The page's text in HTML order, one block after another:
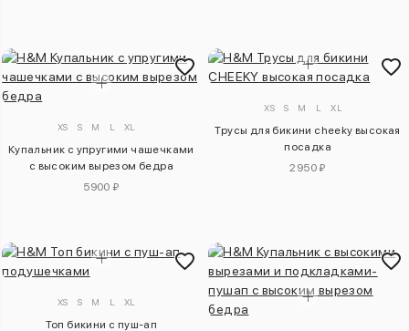
XS S M L XL
Купальник с упругими чашечками
с высоким вырезом бедра
5900 ₽
XS S M L XL
Трусы для бикини cheeky высокая
посадка
2950 ₽
XS S M L XL
Топ бикини с пуш-ап